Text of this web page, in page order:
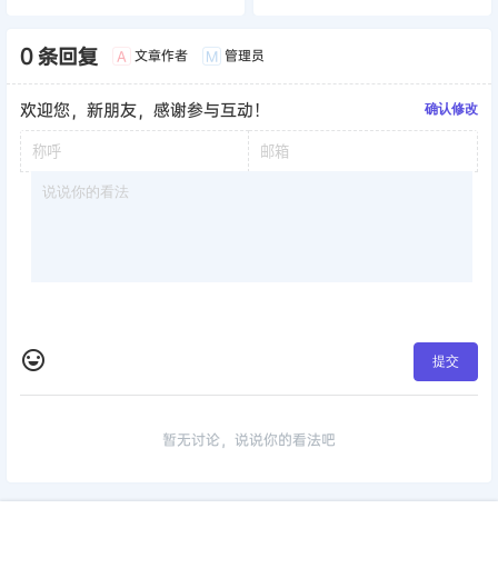
0 条回复 A 文章作者 M 管理员
欢迎您，新朋友，感谢参与互动！ 确认修改
提交
暂无讨论，说说你的看法吧